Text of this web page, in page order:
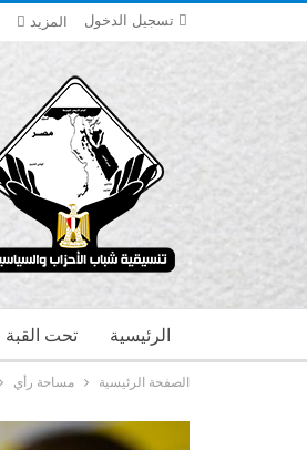
تسجيل الدخول المزيد
تحت القبة الرئيسية
الصفحة الرئيسية مساحة رأي